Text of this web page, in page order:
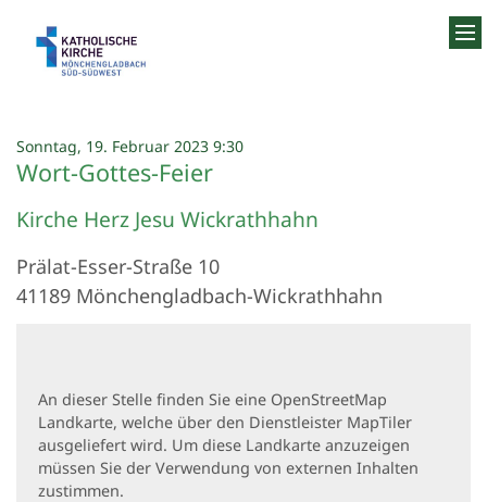
Sonntag, 19. Februar 2023 9:30:
Wort-Gottes-Feier
Kirche Herz Jesu Wickrathhahn
Prälat-Esser-Straße 10
41189 Mönchengladbach-Wickrathhahn
An dieser Stelle finden Sie eine OpenStreetMap
Landkarte, welche über den Dienstleister MapTiler
ausgeliefert wird. Um diese Landkarte anzuzeigen
müssen Sie der Verwendung von externen Inhalten
zustimmen.